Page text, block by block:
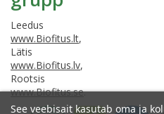
Leedus
www.Biofitus.lt,
Lätis
www.Biofitus.lv,
Rootsis
www.Biofitus.se.
See veebisait kasutab oma ja